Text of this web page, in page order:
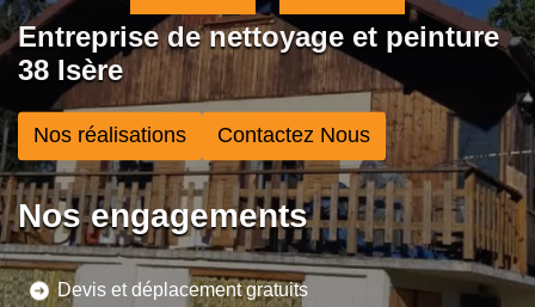
Entreprise de nettoyage et peinture
38 Isère
Nos réalisations Contactez Nous
Nos engagements
Devis et déplacement gratuits